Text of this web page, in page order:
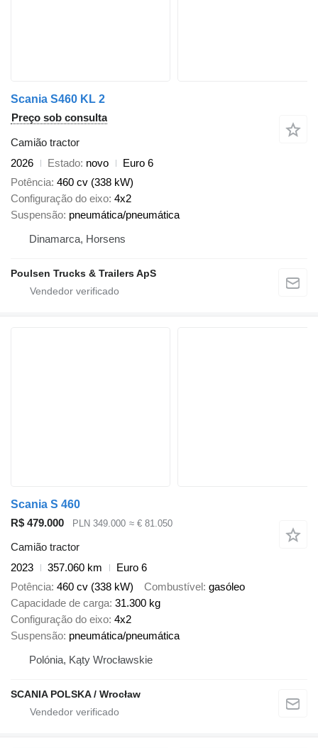
Scania S460 KL 2
Preço sob consulta
Camião tractor
2026
Estado novo
Euro 6
Potência 460 cv (338 kW)
Configuração do eixo 4x2
Suspensão pneumática/pneumática
Dinamarca, Horsens
Poulsen Trucks & Trailers ApS
Scania S 460
R$ 479.000
PLN 349.000 ≈ € 81.050
Camião tractor
2023
357.060 km
Euro 6
Potência 460 cv (338 kW) Combustível gasóleo
Capacidade de carga 31.300 kg
Configuração do eixo 4x2
Suspensão pneumática/pneumática
Polónia, Kąty Wrocławskie
SCANIA POLSKA / Wrocław